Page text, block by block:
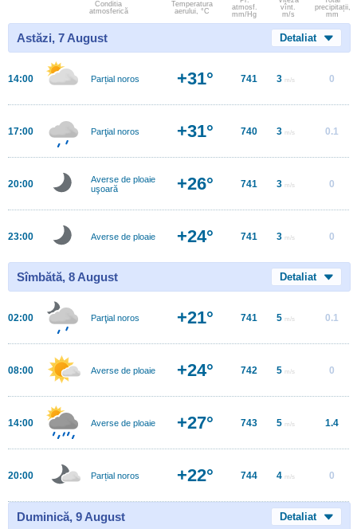
Conditia
atmosferică
Temperatura
aerului, °C
atmosf.
mm/Hg
vînt.
m/s
precipitații,
mm
Astăzi, 7 August Detaliat
14:00 Parțial noros +31° 741 3 m/s 0
17:00 Parţial noros +31° 740 3 m/s 0.1
20:00
Averse de ploaie
uşoară
+26° 741 3 m/s 0
23:00 Averse de ploaie +24° 741 3 m/s 0
Sîmbătă, 8 August Detaliat
02:00 Parţial noros +21° 741 5 m/s 0.1
08:00 Averse de ploaie +24° 742 5 m/s 0
14:00 Averse de ploaie +27° 743 5 m/s 1.4
20:00 Parțial noros +22° 744 4 m/s 0
Duminică, 9 August Detaliat